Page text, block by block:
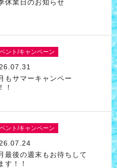
休業日のお知らせ
ント/キャンペーン
もサマーキャンペー
！
ント/キャンペーン
最後の週末もお待ちして
す！！